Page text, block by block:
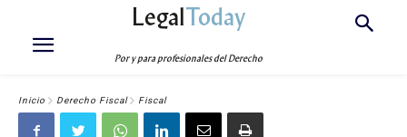
LegalToday
Por y para profesionales del Derecho
Inicio Derecho Fiscal Fiscal